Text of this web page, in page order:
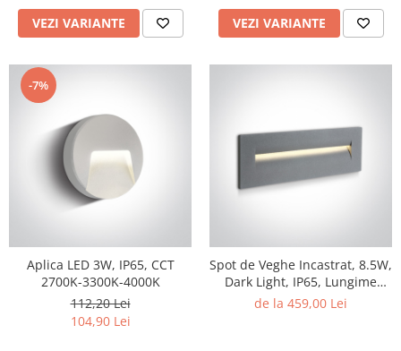
VEZI VARIANTE VEZI VARIANTE
-7%
Aplica LED 3W, IP65, CCT
2700K-3300K-4000K
112,20 Lei
104,90 Lei
Spot de Veghe Incastrat, 8.5W,
Dark Light, IP65, Lungime
250mm x Latime 87mm x
de la 459,00 Lei